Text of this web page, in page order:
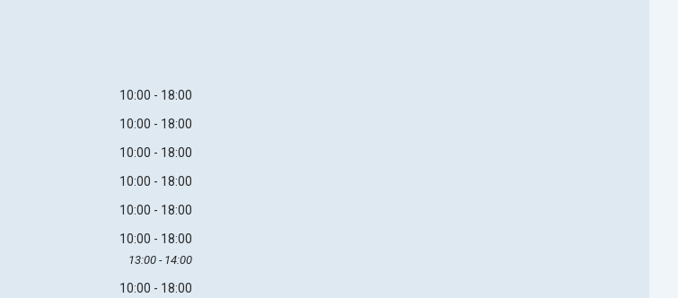
10:00
18:00
10:00
18:00
10:00
18:00
10:00
18:00
10:00
18:00
10:00 18:00
13:00 14:00
10:00 18:00